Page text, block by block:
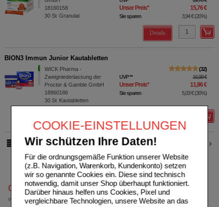
COOKIE-EINSTELLUNGEN
Wir schützen Ihre Daten!
Für die ordnungsgemäße Funktion unserer Website
(z.B. Navigation, Warenkorb, Kundenkonto) setzen
wir so genannte Cookies ein. Diese sind technisch
notwendig, damit unser Shop überhaupt funktioniert.
Darüber hinaus helfen uns Cookies, Pixel und
vergleichbare Technologien, unsere Website an das
18160158
30 St Granulat
Unser Preis* 15,76 €
Sie sparen 3,94 €(20%)
Details
BION3 Immun Junior Kautabletten
WICK Pharma -
Zweigniederlassung der
Procter & Gamble GmbH
18860186
30 St Kautabletten
32
UVP** 16,99 €
Unser Preis* 11,96 €
Sie sparen 5,03 €(30%)
pro Seite
0800-10 11 422
gebührenfreie Rufnummer